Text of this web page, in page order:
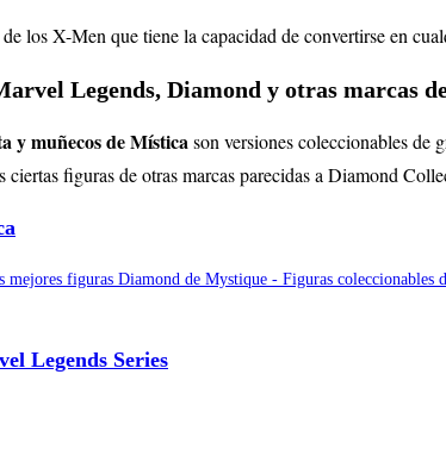
los X-Men que tiene la capacidad de convertirse en
Legends, Diamond y otras marcas
y muñecos de Místicason versiones coleccionables de
figuras de otras marcas parecidas a Diamond
Legends Series